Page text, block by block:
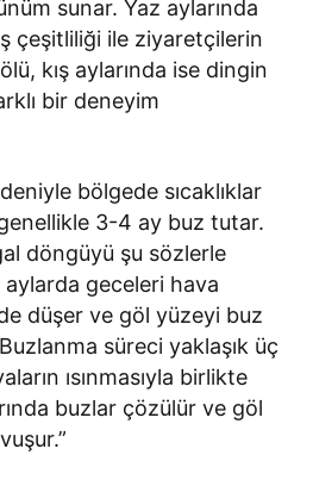
sunar. Yaz aylarında
çeşitliliği ile ziyaretçilerin
kış aylarında ise dingin
bir deneyim
bölgede sıcaklıklar
3-4 ay buz tutar.
döngüyü şu sözlerle
aylarda geceleri hava
düşer ve göl yüzeyi buz
süreci yaklaşık üç
ısınmasıyla birlikte
buzlar çözülür ve göl